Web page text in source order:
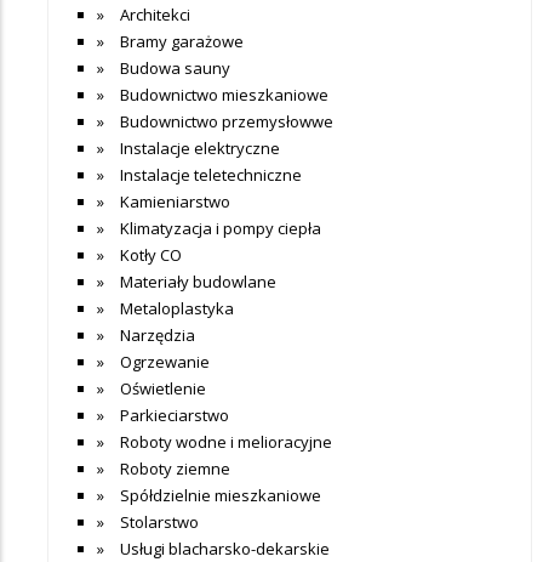
Architekci
Bramy garażowe
Budowa sauny
Budownictwo mieszkaniowe
Budownictwo przemysłowwe
Instalacje elektryczne
Instalacje teletechniczne
Kamieniarstwo
Klimatyzacja i pompy ciepła
Kotły CO
Materiały budowlane
Metaloplastyka
Narzędzia
Ogrzewanie
Oświetlenie
Parkieciarstwo
Roboty wodne i melioracyjne
Roboty ziemne
Spółdzielnie mieszkaniowe
Stolarstwo
Usługi blacharsko-dekarskie